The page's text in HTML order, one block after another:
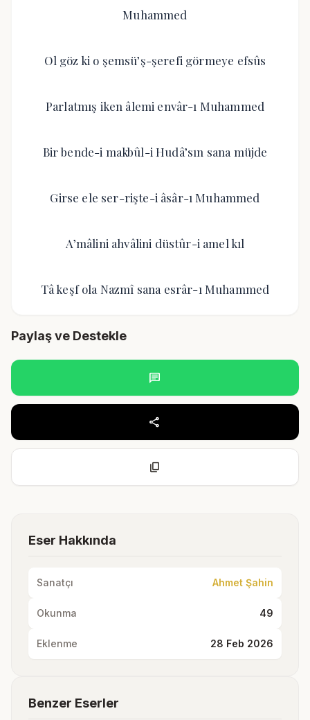
Muhammed
Ol göz ki o şemsü’ş-şerefi görmeye efsûs
Parlatmış iken âlemi envâr-ı Muhammed
Bir bende-i makbûl-i Hudâ’sın sana müjde
Girse ele ser-rişte-i âsâr-ı Muhammed
A’mâlini ahvâlini düstûr-i amel kıl
Tâ keşf ola Nazmî sana esrâr-ı Muhammed
Paylaş ve Destekle
chat
share
content_copy
Eser Hakkında
Sanatçı Ahmet Şahin
Okunma 49
Eklenme 28 Feb 2026
Benzer Eserler